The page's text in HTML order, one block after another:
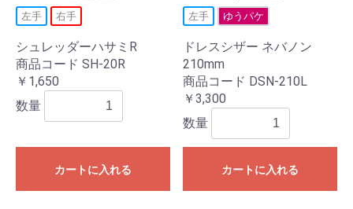
左手 右手
シュレッダーハサミR
商品コード SH-20R
￥1,650
数量
カートに入れる
左手 ゆうパケ
ドレスシザー ネバノン
210mm
商品コード DSN-210L
￥3,300
数量
カートに入れる